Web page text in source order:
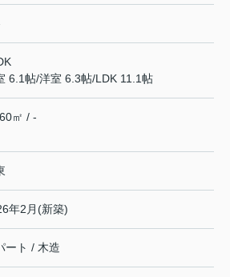
6.1帖/洋室 6.3帖/LDK 11.1帖
㎡ / -
年2月(新築)
ート / 木造